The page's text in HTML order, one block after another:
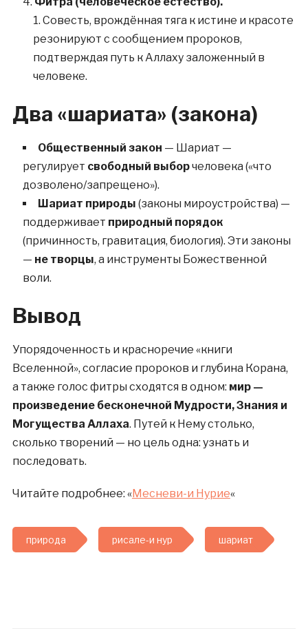
Совесть, врождённая тяга к истине и красоте
резонируют с сообщением пророков,
подтверждая путь к Аллаху заложенный в
человеке.
Два «шариата» (закона)
Общественный закон — Шариат —
регулирует свободный выборчеловека («что
дозволено/запрещено»).
Шариат природы (законы мироустройства) —
поддерживает природный порядок
(причинность, гравитация, биология). Эти законы
— не творцы, а инструменты Божественной
воли.
Вывод
Упорядоченность и красноречие «книги
Вселенной», согласие пророков и глубина Корана,
а также голос фитры сходятся в одном: мир —
произведение бесконечной Мудрости, Знания и
Могущества Аллаха. Путей к Нему столько,
сколько творений — но цель одна: узнать и
последовать.
Читайте подробнее: «Месневи-и Нурие«
природа рисале-и нур шариат